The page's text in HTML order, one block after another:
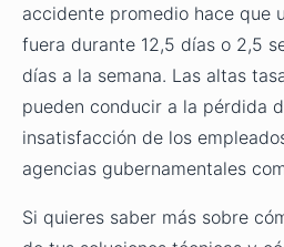
accidente promedio hace que
fuera durante 12,5 días o 2,5
días a la semana. Las altas
pueden conducir a la pérdida
insatisfacción de los
agencias gubernamentales
Si quieres saber más sobre